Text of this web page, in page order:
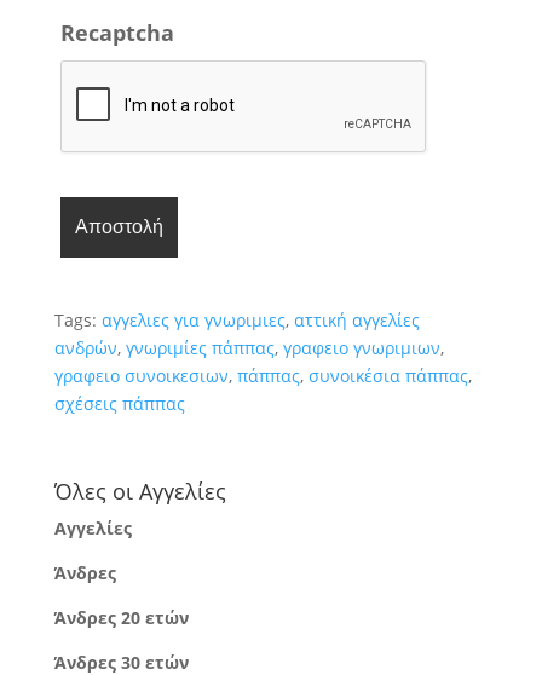
Recaptcha
Tags: αγγελιες για γνωριμιες, αττική αγγελίες
ανδρών, γνωριμίες πάππας, γραφειο γνωριμιων,
γραφειο συνοικεσιων, πάππας, συνοικέσια πάππας,
σχέσεις πάππας
Όλες οι Αγγελίες
Αγγελίες
Άνδρες
Άνδρες 20 ετών
Άνδρες 30 ετών